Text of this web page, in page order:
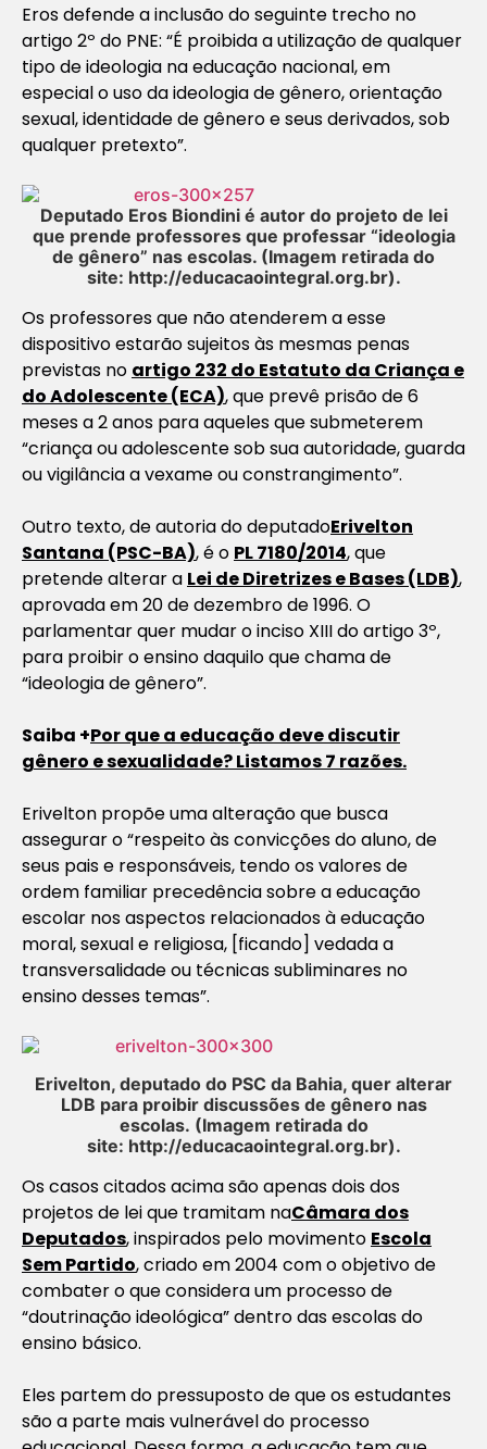
Eros defende a inclusão do seguinte trecho no
artigo 2º do PNE: “É proibida a utilização de qualquer
tipo de ideologia na educação nacional, em
especial o uso da ideologia de gênero, orientação
sexual, identidade de gênero e seus derivados, sob
qualquer pretexto”.
Deputado Eros Biondini é autor do projeto de lei
que prende professores que professar “ideologia
de gênero” nas escolas. (Imagem retirada do
site: http://educacaointegral.org.br).
Os professores que não atenderem a esse
dispositivo estarão sujeitos às mesmas penas
previstas no artigo 232 do Estatuto da Criança e
do Adolescente (ECA), que prevê prisão de 6
meses a 2 anos para aqueles que submeterem
“criança ou adolescente sob sua autoridade, guarda
ou vigilância a vexame ou constrangimento”.
Outro texto, de autoria do deputadoErivelton
Santana (PSC-BA), é o PL 7180/2014, que
pretende alterar a Lei de Diretrizes e Bases (LDB),
aprovada em 20 de dezembro de 1996. O
parlamentar quer mudar o inciso XIII do artigo 3º,
para proibir o ensino daquilo que chama de
“ideologia de gênero”.
Saiba +Por que a educação deve discutir
gênero e sexualidade? Listamos 7 razões.
Erivelton propõe uma alteração que busca
assegurar o “respeito às convicções do aluno, de
seus pais e responsáveis, tendo os valores de
ordem familiar precedência sobre a educação
escolar nos aspectos relacionados à educação
moral, sexual e religiosa, [ficando] vedada a
transversalidade ou técnicas subliminares no
ensino desses temas”.
Erivelton, deputado do PSC da Bahia, quer alterar
LDB para proibir discussões de gênero nas
escolas. (Imagem retirada do
site: http://educacaointegral.org.br).
Os casos citados acima são apenas dois dos
projetos de lei que tramitam naCâmara dos
Deputados, inspirados pelo movimento Escola
Sem Partido, criado em 2004 com o objetivo de
combater o que considera um processo de
“doutrinação ideológica” dentro das escolas do
ensino básico.
Eles partem do pressuposto de que os estudantes
são a parte mais vulnerável do processo